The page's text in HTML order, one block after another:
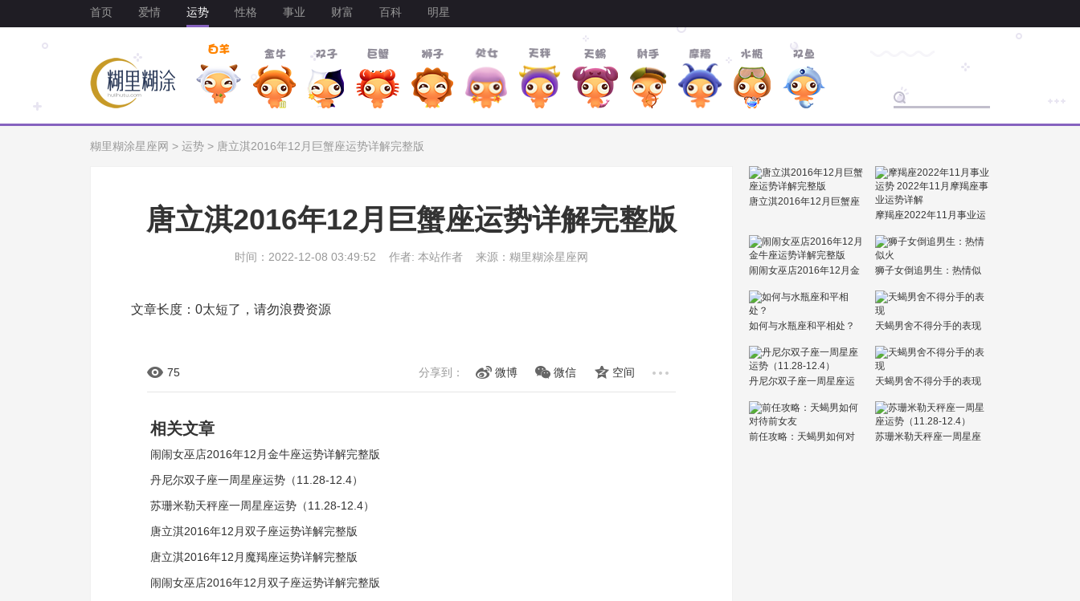
首页 爱情 运势 性格 事业 财富 百科 明星
糊里糊涂星座网 > 运势 > 唐立淇2016年12月巨蟹座运势详解完整版
唐立淇2016年12月巨蟹座运势详解完整版
时间：2022-12-08 03:49:52 作者: 本站作者 来源：糊里糊涂星座网
文章长度：0太短了，请勿浪费资源
75 分享到： 微博 微信 空间
相关文章
闹闹女巫店2016年12月金牛座运势详解完整版
丹尼尔双子座一周星座运势（11.28-12.4）
苏珊米勒天秤座一周星座运势（11.28-12.4）
唐立淇2016年12月双子座运势详解完整版
唐立淇2016年12月魔羯座运势详解完整版
闹闹女巫店2016年12月双子座运势详解完整版
唐立淇2016年12月巨蟹座
摩羯座2022年11月事业运
运势详解
闹闹女巫店2016年12月金
狮子女倒追男生：热情似
如何与水瓶座和平相处？ 天蝎男舍不得分手的表现
丹尼尔双子座一周星座运
天蝎男舍不得分手的表现
前任攻略：天蝎男如何对
苏珊米勒天秤座一周星座